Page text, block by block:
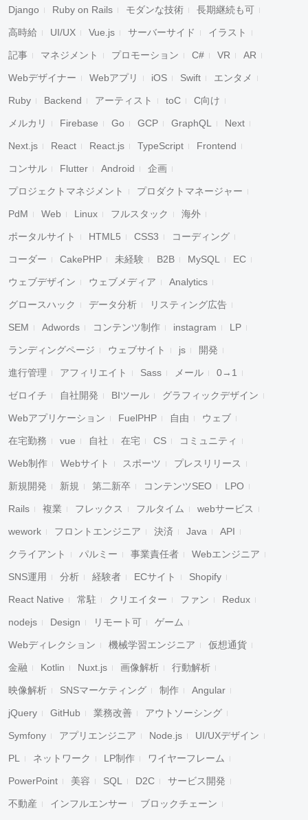
Django Ruby on Rails モダンな技術 長期継続も可
高時給 UI/UX Vue.js サーバーサイド イラスト
記事 マネジメント プロモーション C# VR AR
Webデザイナー Webアプリ iOS Swift エンタメ
Ruby Backend アーティスト toC C向け
メルカリ Firebase Go GCP GraphQL Next
Next.js React React.js TypeScript Frontend
コンサル Flutter Android 企画
プロジェクトマネジメント プロダクトマネージャー
PdM Web Linux フルスタック 海外
ポータルサイト HTML5 CSS3 コーディング
コーダー CakePHP 未経験 B2B MySQL EC
ウェブデザイン ウェブメディア Analytics
グロースハック データ分析 リスティング広告
SEM Adwords コンテンツ制作 instagram LP
ランディングページ ウェブサイト js 開発
進行管理 アフィリエイト Sass メール 0→1
ゼロイチ 自社開発 BIツール グラフィックデザイン
Webアプリケーション FuelPHP 自由 ウェブ
在宅勤務 vue 自社 在宅 CS コミュニティ
Web制作 Webサイト スポーツ プレスリリース
新規開発 新規 第二新卒 コンテンツSEO LPO
Rails 複業 フレックス フルタイム webサービス
wework フロントエンジニア 決済 Java API
クライアント パルミー 事業責任者 Webエンジニア
SNS運用 分析 経験者 ECサイト Shopify
React Native 常駐 クリエイター ファン Redux
nodejs Design リモート可 ゲーム
Webディレクション 機械学習エンジニア 仮想通貨
金融 Kotlin Nuxt.js 画像解析 行動解析
映像解析 SNSマーケティング 制作 Angular
jQuery GitHub 業務改善 アウトソーシング
Symfony アプリエンジニア Node.js UI/UXデザイン
PL ネットワーク LP制作 ワイヤーフレーム
PowerPoint 美容 SQL D2C サービス開発
不動産 インフルエンサー ブロックチェーン